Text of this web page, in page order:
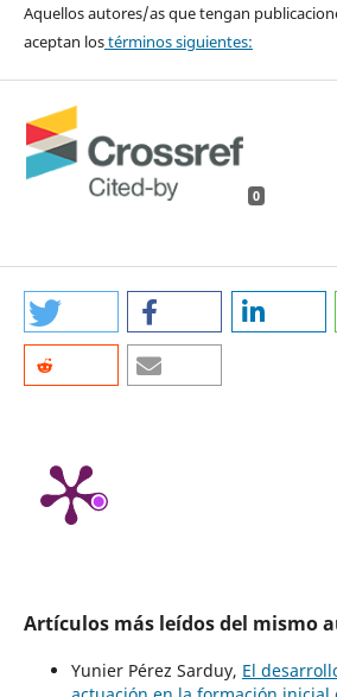
Aquellos autores/as que tengan
aceptan lostérminos siguientes:
0
Artículos más leídos del mismo
Yunier Pérez Sarduy, El